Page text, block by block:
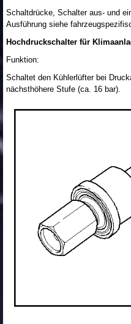
Schaltdrücke, Schalter aus- und
Ausführung siehe
Hochdruckschalter für
Funktion:
Schaltet den Kühlerlüfter bei
nächsthöhere Stufe (ca. 16 bar).